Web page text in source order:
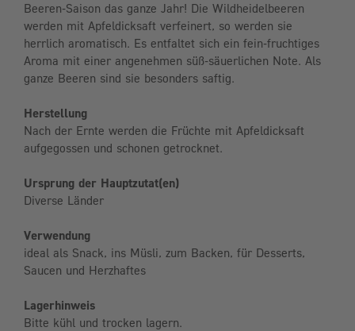
Beeren-Saison das ganze Jahr! Die Wildheidelbeeren
werden mit Apfeldicksaft verfeinert, so werden sie
herrlich aromatisch. Es entfaltet sich ein fein-fruchtiges
Aroma mit einer angenehmen süß-säuerlichen Note. Als
ganze Beeren sind sie besonders saftig.
Herstellung
Nach der Ernte werden die Früchte mit Apfeldicksaft
aufgegossen und schonen getrocknet.
Ursprung der Hauptzutat(en)
Diverse Länder
Verwendung
ideal als Snack, ins Müsli, zum Backen, für Desserts,
Saucen und Herzhaftes
Lagerhinweis
Bitte kühl und trocken lagern.